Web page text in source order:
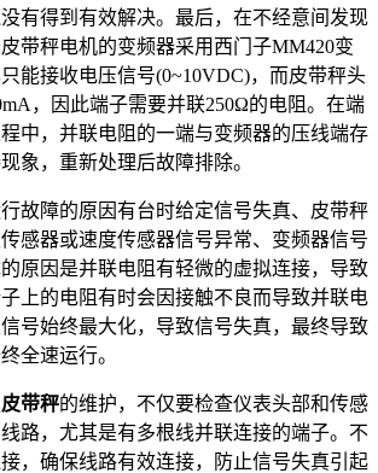
有得到有效解决。最后，在不经意间发现
带秤电机的变频器采用西门子MM420变
能接收电压信号(0~10VDC)，而皮带秤头
，因此端子需要并联250Ω的电阻。在端
中，并联电阻的一端与变频器的压线端存
象，重新处理后故障排除。
故障的原因有台时给定信号失真、皮带秤
感器或速度传感器信号异常、变频器信号
原因是并联电阻有轻微的虚拟连接，导致
上的电阻有时会因接触不良而导致并联电
号始终最大化，导致信号失真，最终导致
全速运行。
皮带秤的维护，不仅要检查仪表头部和传感
路，尤其是有多根线并联连接的端子。不
，确保线路有效连接，防止信号失真引起